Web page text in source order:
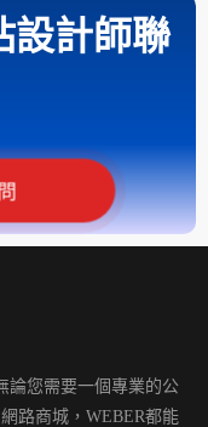
設計師聯
論您需要一個專業的公
路商城，WEBER都能